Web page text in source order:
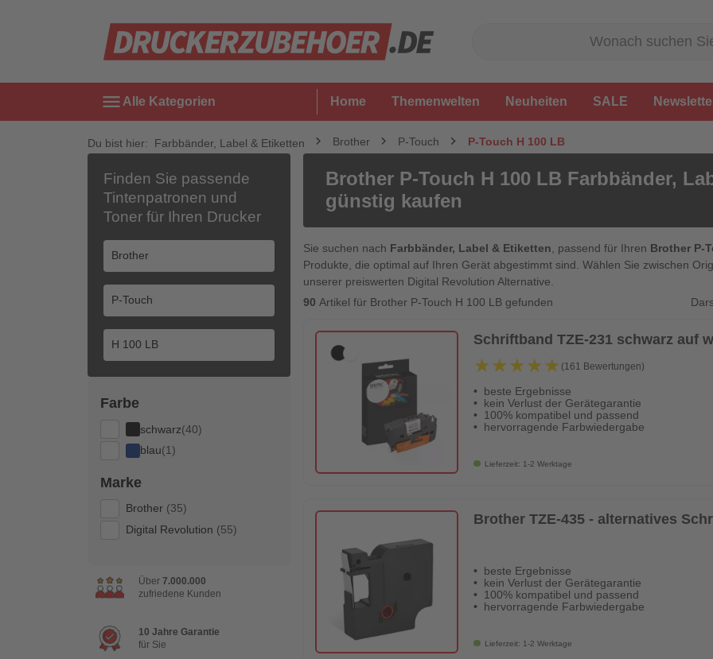
menu Alle Kategorien Home Themenwelten Neuheiten SALE
Du bist hier: Farbbänder, Label & Etiketten Brother P-Touch P-Touch H 100 LB
Finden Sie passende
Tintenpatronen und
Toner für Ihren Drucker
Farbe
schwarz(40)
blau(1)
Marke
Brother (35)
Digital Revolution (55)
Über 7.000.000
zufriedene Kunden
10 Jahre Garantie
für Sie
Brother P-Touch H 100 LB Farbbänder,
günstig kaufen
Sie suchen nach Farbbänder, Label & Etiketten , passend für Ihren Brother P-
Produkte, die optimal auf Ihren Gerät abgestimmt sind. Wählen Sie zwischen
unserer preiswerten Digital Revolution Alternative.
90 Artikel für Brother P-Touch H 100 LB gefunden
Schriftband TZE-231 schwarz auf
★★★★★
★★★★★ (161 Bewertungen)
beste Ergebnisse
kein Verlust der Gerätegarantie
100% kompatibel und passend
hervorragende Farbwiedergabe
Lieferzeit: 1-2 Werktage
Brother TZE-435 - alternatives
beste Ergebnisse
kein Verlust der Gerätegarantie
100% kompatibel und passend
hervorragende Farbwiedergabe
Lieferzeit: 1-2 Werktage